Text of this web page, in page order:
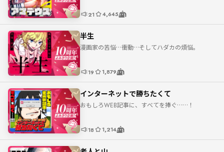
21 4,645
半生
漫画家の苦悩…衝動…そしてハダカの煩悩。
19 1,879
インターネットで勝ちたくて
おもしろWEB記事に、すべてを捧ぐ……！
18 1,214